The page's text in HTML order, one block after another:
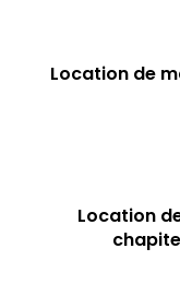
Location de
Location